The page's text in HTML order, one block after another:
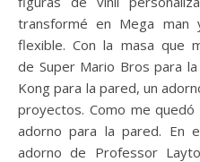
transformé en Mega man
flexible. Con la masa que
de Super Mario Bros para
Kong para la pared, un
proyectos. Como me
adorno para la pared. En
adorno de Professor